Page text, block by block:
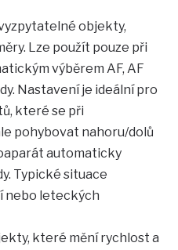
objekty,
Lze použít pouze při
výběrem AF, AF
Nastavení je ideální pro
které se při
pohybovat nahoru/dolů
automaticky
Typické situace
nebo leteckých
které mění rychlost a